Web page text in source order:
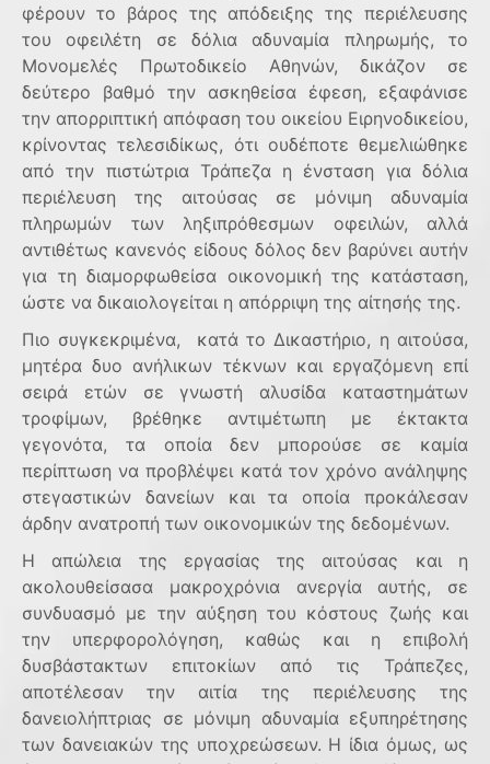
φέρουν το βάρος της απόδειξης της περιέλευσης
του οφειλέτη σε δόλια αδυναμία πληρωμής, το
Μονομελές Πρωτοδικείο Αθηνών, δικάζον σε
δεύτερο βαθμό την ασκηθείσα έφεση, εξαφάνισε
την απορριπτική απόφαση του οικείου Ειρηνοδικείου,
κρίνοντας τελεσιδίκως, ότι ουδέποτε θεμελιώθηκε
από την πιστώτρια Τράπεζα η ένσταση για δόλια
περιέλευση της αιτούσας σε μόνιμη αδυναμία
πληρωμών των ληξιπρόθεσμων οφειλών, αλλά
αντιθέτως κανενός είδους δόλος δεν βαρύνει αυτήν
για τη διαμορφωθείσα οικονομική της κατάσταση,
ώστε να δικαιολογείται η απόρριψη της αίτησής της.
Πιο συγκεκριμένα, κατά το Δικαστήριο, η αιτούσα,
μητέρα δυο ανήλικων τέκνων και εργαζόμενη επί
σειρά ετών σε γνωστή αλυσίδα καταστημάτων
τροφίμων, βρέθηκε αντιμέτωπη με έκτακτα
γεγονότα, τα οποία δεν μπορούσε σε καμία
περίπτωση να προβλέψει κατά τον χρόνο ανάληψης
στεγαστικών δανείων και τα οποία προκάλεσαν
άρδην ανατροπή των οικονομικών της δεδομένων.
Η απώλεια της εργασίας της αιτούσας και η
ακολουθείσασα μακροχρόνια ανεργία αυτής, σε
συνδυασμό με την αύξηση του κόστους ζωής και
την υπερφορολόγηση, καθώς και η επιβολή
δυσβάστακτων επιτοκίων από τις Τράπεζες,
αποτέλεσαν την αιτία της περιέλευσης της
δανειολήπτριας σε μόνιμη αδυναμία εξυπηρέτησης
των δανειακών της υποχρεώσεων. Η ίδια όμως, ως